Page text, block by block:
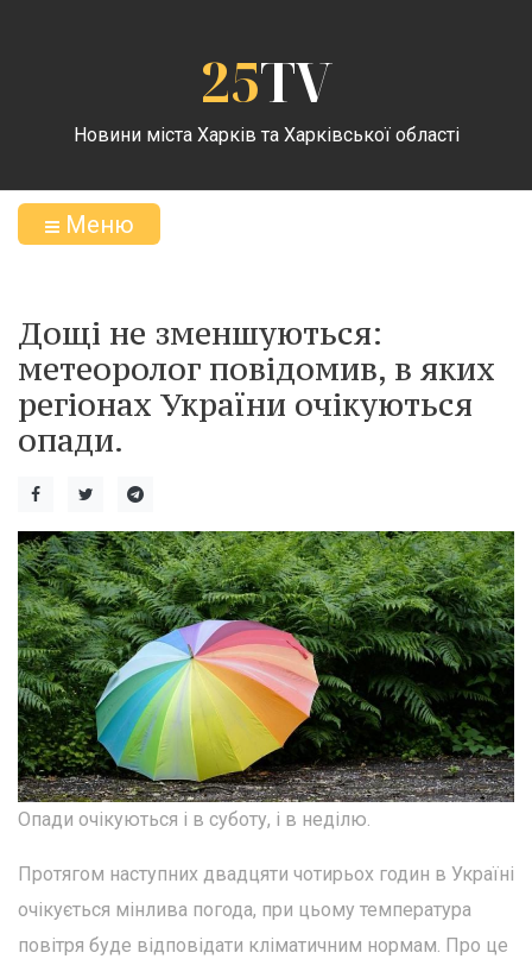
25TV
Новини міста Харків та Харківської області
Меню
Дощі не зменшуються:
метеоролог повідомив, в яких
регіонах України очікуються
опади.
Опади очікуються і в суботу, і в неділю.
Протягом наступних двадцяти чотирьох годин в Україні
очікується мінлива погода, при цьому температура
повітря буде відповідати кліматичним нормам. Про це